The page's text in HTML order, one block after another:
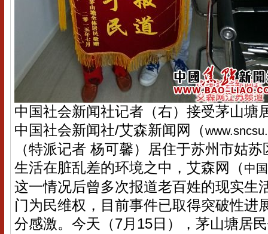
中国社会新闻社记者（右）接受茅山塘
中国社会新闻社/艾森新闻网（
（特派记者 杨可馨）居住于苏州市姑
生活在脏乱差的环境之中，艾森网（中
这一情况后曾多次报道老百姓的现实生
门为民维权，目前事件已取得突破性进
分感激。今天（7月15日），茅山塘居